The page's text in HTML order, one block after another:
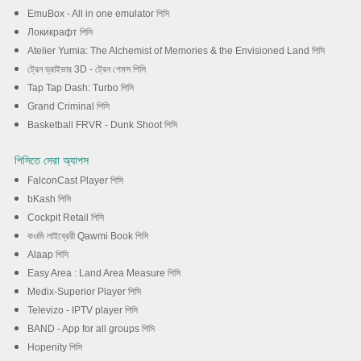
EmuBox - All in one emulator পিসি
Локикрафт পিসি
Atelier Yumia: The Alchemist of Memories & the Envisioned Land পিসি
ট্রেন ড্রাইভার 3D - ট্রেন গেমস পিসি
Tap Tap Dash: Turbo পিসি
Grand Criminal পিসি
Basketball FRVR - Dunk Shoot পিসি
পিসিতে সেরা অ্যাপস
FalconCast Player পিসি
bKash পিসি
Cockpit Retail পিসি
কওমি লাইব্রেরী Qawmi Book পিসি
Alaap পিসি
Easy Area : Land Area Measure পিসি
Medix-Superior Player পিসি
Televizo - IPTV player পিসি
BAND - App for all groups পিসি
Hopenity পিসি